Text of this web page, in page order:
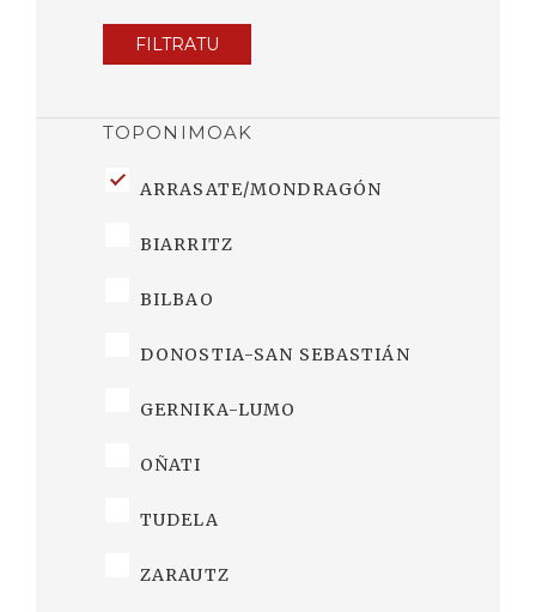
FILTRATU
TOPONIMOAK
ARRASATE/MONDRAGÓN
BIARRITZ
BILBAO
DONOSTIA-SAN SEBASTIÁN
GERNIKA-LUMO
OÑATI
TUDELA
ZARAUTZ